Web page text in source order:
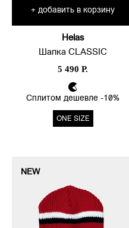
+ добавить в корзину
Helas
Шапка CLASSIC
5 490 Р.
Сплитом дешевле -10%
ONE SIZE
NEW